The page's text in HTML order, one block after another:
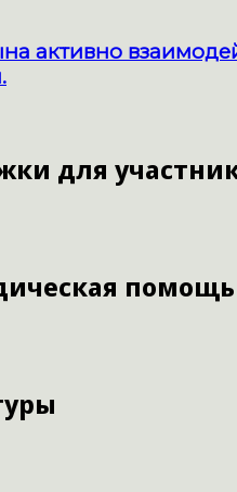
активно
для